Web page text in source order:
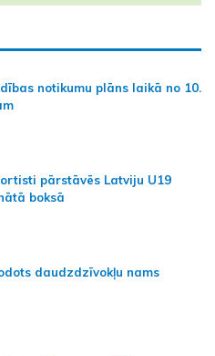
notikumu plāns laikā no 10.
pārstāvēs Latviju U19
boksā
daudzdzīvokļu nams